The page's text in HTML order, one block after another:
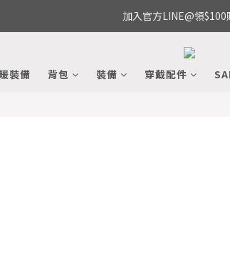
加入官方LINE@領$100
裝備 背包 裝備 穿戴配件